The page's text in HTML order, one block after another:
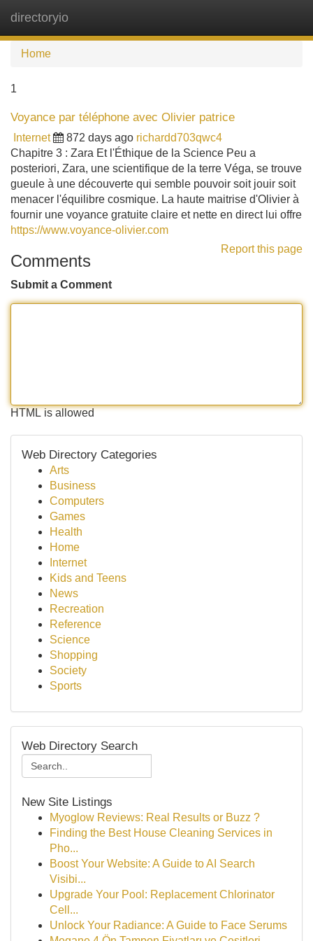
directoryio
Home
1
Voyance par téléphone avec Olivier patrice
Internet 872 days ago richardd703qwc4
Chapitre 3 : Zara Et l'Éthique de la Science Peu a
posteriori, Zara, une scientifique de la terre Véga, se trouve
gueule à une découverte qui semble pouvoir soit jouir soit
menacer l'équilibre cosmique. La haute maitrise d'Olivier à
fournir une voyance gratuite claire et nette en direct lui offre
https://www.voyance-olivier.com
Report this page
Comments
Submit a Comment
HTML is allowed
Web Directory Categories
Arts
Business
Computers
Games
Health
Home
Internet
Kids and Teens
News
Recreation
Reference
Science
Shopping
Society
Sports
Web Directory Search
New Site Listings
Myoglow Reviews: Real Results or Buzz ?
Finding the Best House Cleaning Services in
Pho...
Boost Your Website: A Guide to AI Search
Visibi...
Upgrade Your Pool: Replacement Chlorinator
Cell...
Unlock Your Radiance: A Guide to Face Serums